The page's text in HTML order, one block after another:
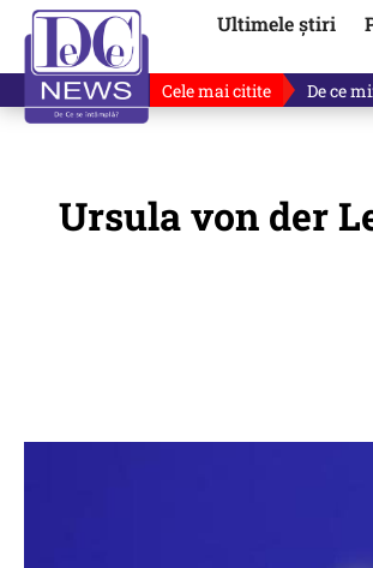
Ultimele știri
Cele mai citite De ce a
Ursula von der